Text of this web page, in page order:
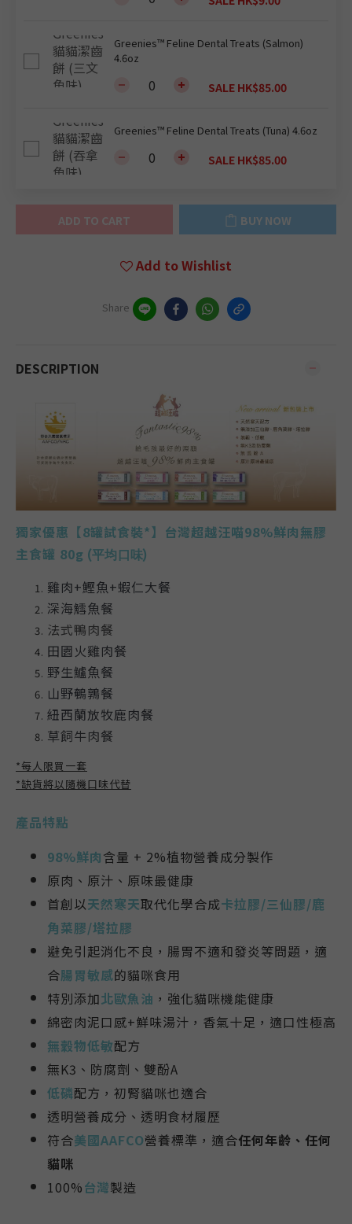
Greenies™ Feline Dental Treats (Salmon)
4.6oz
SALE HK$85.00
Greenies™ Feline Dental Treats (Tuna) 4.6oz
SALE HK$85.00
ADD TO CART BUY NOW
Add to Wishlist
Share
DESCRIPTION
獨家優惠【8罐試食裝*】台灣超越汪喵98%鮮肉無膠
主食罐 80g (平均口味)
雞肉+鰹魚+蝦仁大餐
深海鱈魚餐
法式鴨肉餐
田園火雞肉餐
野生鱸魚餐
山野鵪鶉餐
紐西蘭放牧鹿肉餐
草飼牛肉餐
*每人限買一套
*缺貨將以隨機口味代替
產品特點
98%鮮肉含量 + 2%植物營養成分製作
原肉、原汁、原味最健康
首創以天然寒天取代化學合成卡拉膠/三仙膠/鹿
角菜膠/塔拉膠
避免引起消化不良，腸胃不適和發炎等問題，適
合腸胃敏感的貓咪食用
特別添加北歐魚油 ，強化貓咪機能健康
綿密肉泥口感+鮮味湯汁，香氣十足，適口性極高
無穀物低敏配方
無K3、防腐劑、雙酚A
低磷配方，初腎貓咪也適合
透明營養成分、透明食材履歷
符合美國AAFCO營養標準，適合任何年齡、任何
貓咪
100%台灣製造